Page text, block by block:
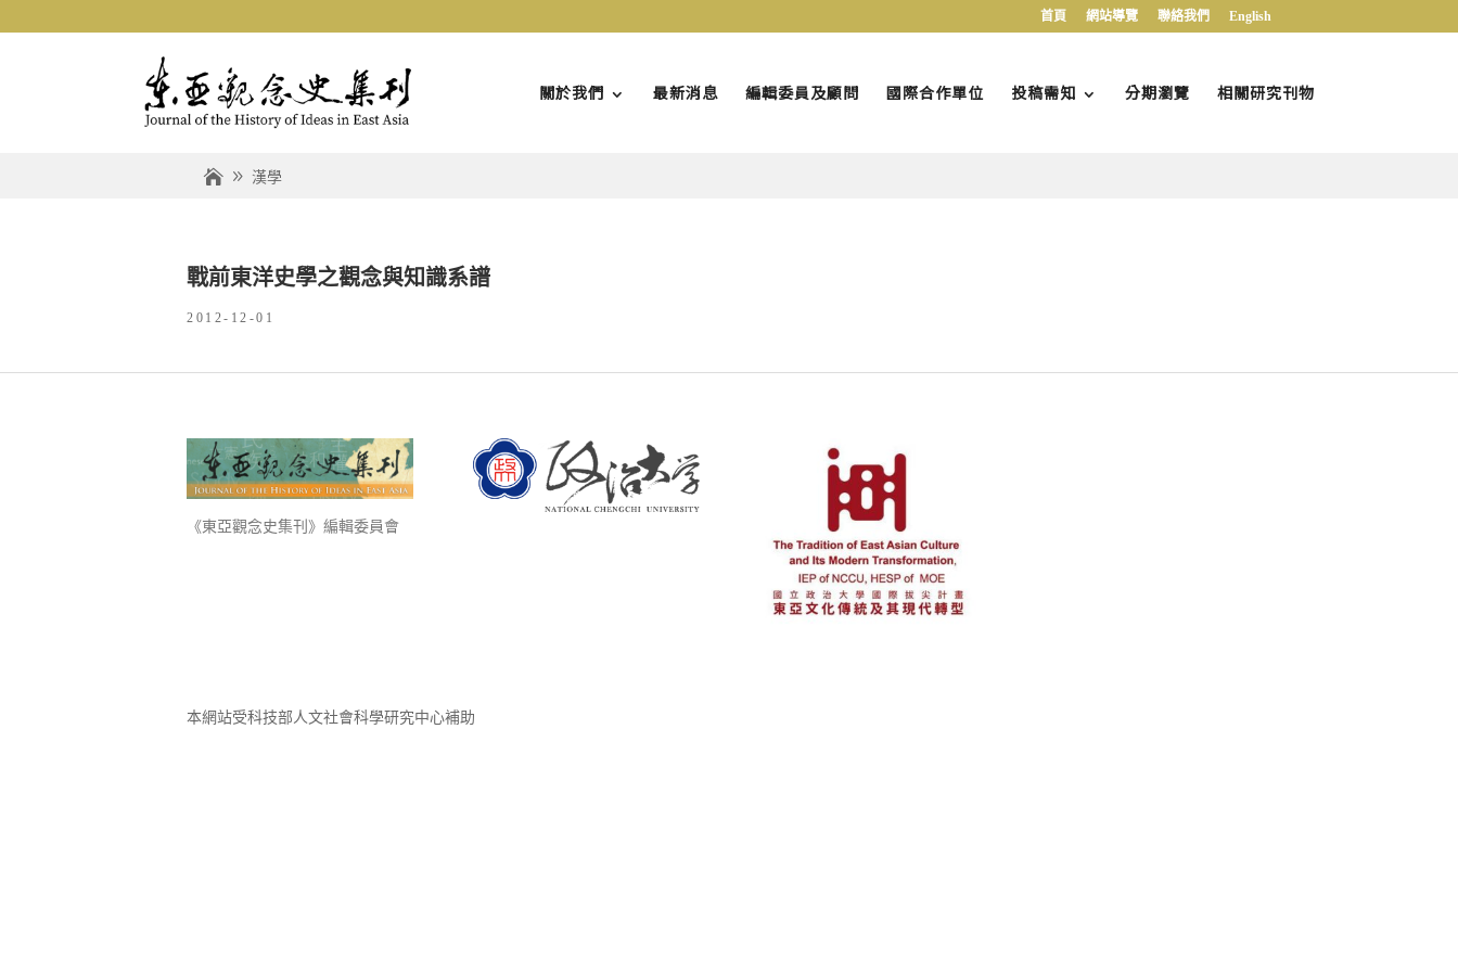
首頁 網站導覽 聯絡我們 English
關於我們 最新消息 編輯委員及顧問 國際合作單位 投稿需知 分期瀏覽 相關研究刊物
漢學
戰前東洋史學之觀念與知識系譜
2012-12-01
《東亞觀念史集刊》編輯委員會
本網站受科技部人文社會科學研究中心補助